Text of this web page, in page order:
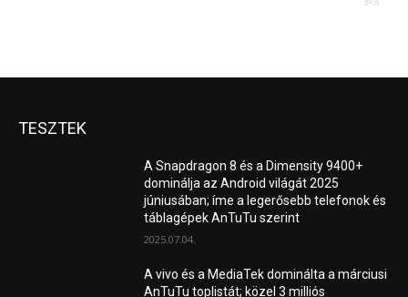
TESZTEK
A Snapdragon 8 és a Dimensity 9400+
dominálja az Android világát 2025
júniusában; íme a legerősebb telefonok és
táblagépek AnTuTu szerint
2025.07.04.
A vivo és a MediaTek dominálta a márciusi
AnTuTu toplistát; közel 3 milliós